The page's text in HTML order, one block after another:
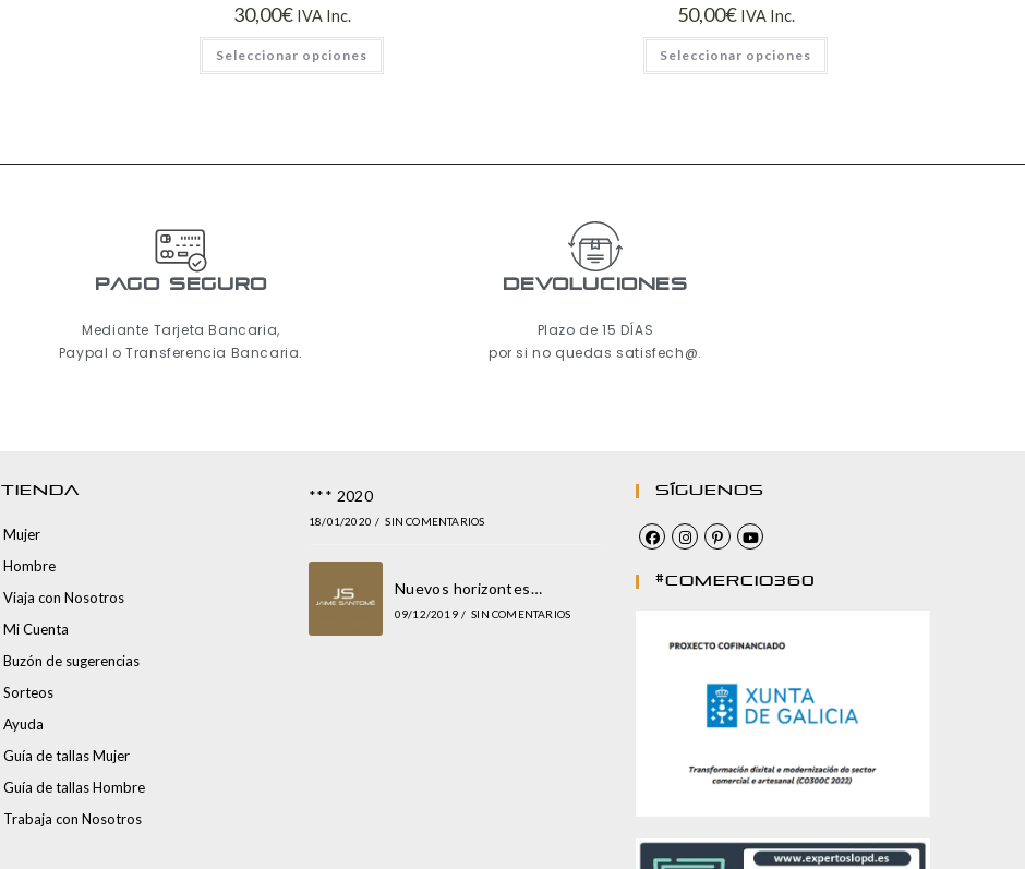
30,00€ IVA Inc.
Seleccionar opciones
50,00€ IVA Inc.
Seleccionar opciones
pago seguro
Mediante Tarjeta Bancaria,
Paypal o Transferencia Bancaria.
Devoluciones
Plazo de 15 DÍAS
por si no quedas satisfech@.
TIENDA
Mujer
Hombre
Viaja con Nosotros
Mi Cuenta
Buzón de sugerencias
Sorteos
Ayuda
Guía de tallas Mujer
Guía de tallas Hombre
Trabaja con Nosotros
*** 2020
18/01/2020 / SIN COMENTARIOS
Nuevos horizontes…
09/12/2019 / SIN COMENTARIOS
Síguenos
#comercio360